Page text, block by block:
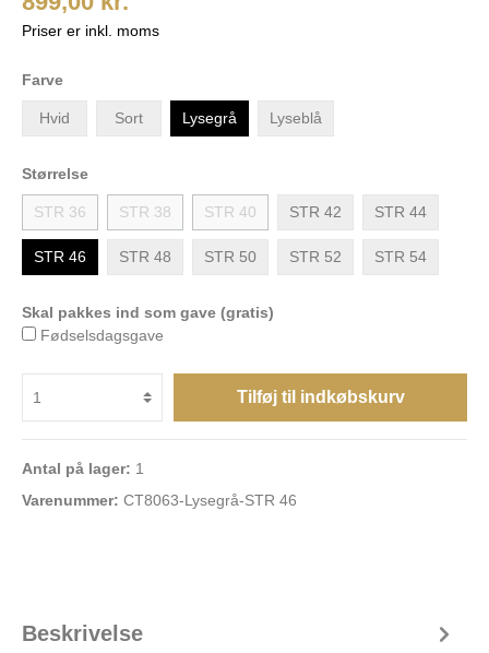
Priser er inkl. moms
Farve
Hvid Sort Lysegrå Lyseblå
Størrelse
STR 36 STR 38 STR 40 STR 42 STR 44
STR 46 STR 48 STR 50 STR 52 STR 54
Skal pakkes ind som gave (gratis)
Fødselsdagsgave
Tilføj til indkøbskurv
Antal på lager: 1
Varenummer: CT8063-Lysegrå-STR 46
Beskrivelse